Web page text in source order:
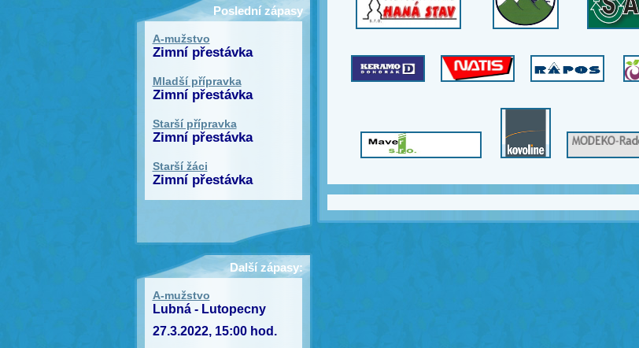
Poslední zápasy
A-mužstvo
Zimní přestávka
Mladší přípravka
Zimní přestávka
Starší přípravka
Zimní přestávka
Starší žáci
Zimní přestávka
Další zápasy:
A-mužstvo
Lubná - Lutopecny
27.3.2022, 15:00 hod.